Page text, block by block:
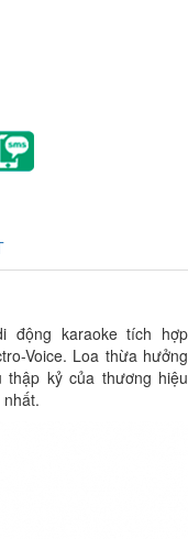
động karaoke tích hợp
Voice. Loa thừa hưởng
kỷ của thương hiệu